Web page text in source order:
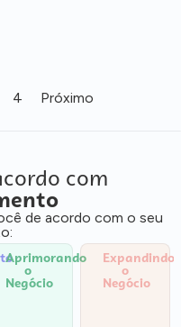
4 Próximo
com
de acordo com o seu
Aprimorando
o
Negócio
Expandindo
o
Negócio